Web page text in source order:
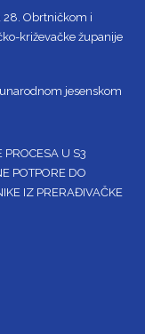
28. Obrtničkom i
križevačke županije
jesenskom
PROCESA U S3
POTPORE DO
IZ PRERAĐIVAČKE